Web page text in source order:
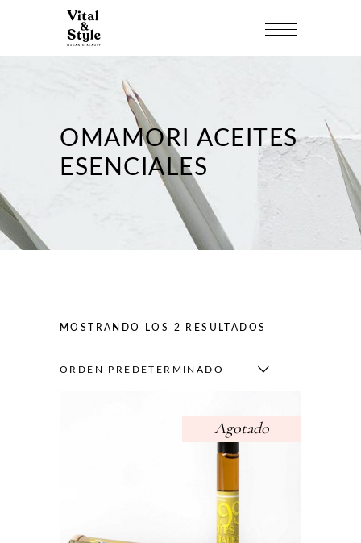
OMAMORI ACEITES
ESENCIALES
MOSTRANDO LOS 2 RESULTADOS
ORDEN PREDETERMINADO
Agotado